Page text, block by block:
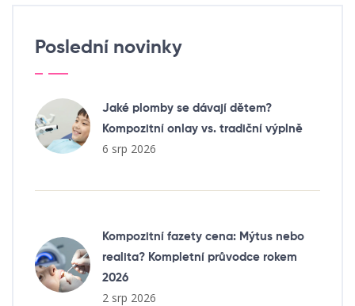
Poslední novinky
Jaké plomby se dávají dětem?
Kompozitní onlay vs. tradiční výplně
6 srp 2026
Kompozitní fazety cena: Mýtus nebo
realita? Kompletní průvodce rokem
2026
2 srp 2026